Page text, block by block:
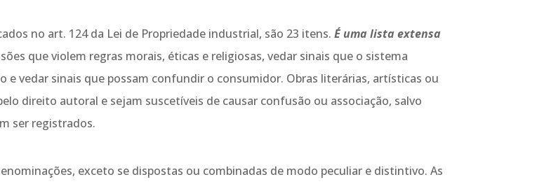
no art. 124 da Lei de Propriedade industrial, são 23 itens. É uma lista extensa
que violem regras morais, éticas e religiosas, vedar sinais que o sistema
vedar sinais que possam confundir o consumidor. Obras literárias, artísticas ou
direito autoral e sejam suscetíveis de causar confusão ou associação, salvo
ser registrados.
exceto se dispostas ou combinadas de modo peculiar e distintivo. As